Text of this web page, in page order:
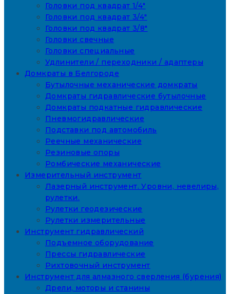
Головки под квадрат 1/4"
Головки под квадрат 3/4"
Головки под квадрат 3/8"
Головки свечные
Головки специальные
Удлинители / переходники / адаптеры
Домкраты в Белгороде
Бутылочные механические домкраты
Домкраты гидравлические бутылочные
Домкраты подкатные гидравлические
Пневмогидравлические
Подставки под автомобиль
Реечные механические
Резиновые опоры
Ромбические механические
Измерительный инструмент
Лазерный инструмент. Уровни, невелиры,
рулетки.
Рулетки геодезические
Рулетки измерительные
Инструмент гидравлический
Подъемное оборудование
Прессы гидравлические
Рихтовочный инструмент
Инструмент для алмазного сверления (бурения)
Дрели, моторы и станины